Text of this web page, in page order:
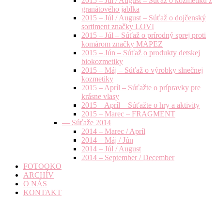
granátového jablka
2015 – Júl / August – Súťaž o dojčenský
sortiment značky LOVI
2015 – Júl – Súťaž o prírodný sprej proti
komárom značky MAPEZ
2015 – Jún – Súťaž o produkty detskej
biokozmetiky
2015 – Máj – Súťaž o výrobky slnečnej
kozmetiky
2015 – Apríl – Súťažte o prípravky pre
krásne vlasy
2015 – Apríl – Súťažte o hry a aktivity
2015 – Marec – FRAGMENT
— Súťaže 2014
2014 – Marec / Apríl
2014 – Máj / Jún
2014 – Júl / August
2014 – September / December
FOTOOKO
ARCHÍV
O NÁS
KONTAKT